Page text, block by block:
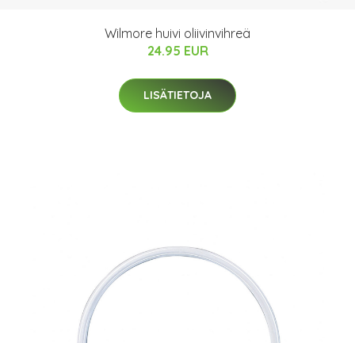
Wilmore huivi oliivinvihreä
24.95 EUR
LISÄTIETOJA